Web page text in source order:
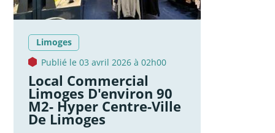
Limoges
Publié le 03 avril 2026 à 02h00
Local Commercial
Limoges D'environ 90
M2- Hyper Centre-Ville
De Limoges